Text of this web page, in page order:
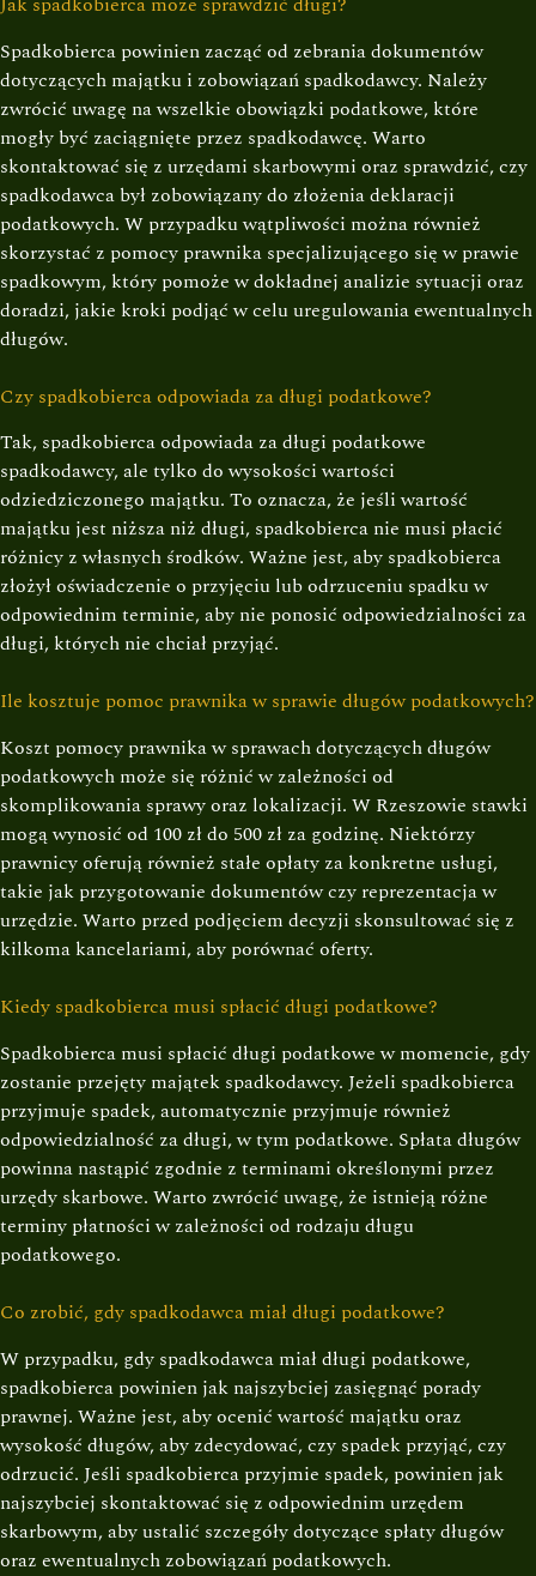
Spadkobierca powinien zacząć od zebrania dokumentów
dotyczących majątku i zobowiązań spadkodawcy. Należy
zwrócić uwagę na wszelkie obowiązki podatkowe, które
mogły być zaciągnięte przez spadkodawcę. Warto
skontaktować się z urzędami skarbowymi oraz sprawdzić, czy
spadkodawca był zobowiązany do złożenia deklaracji
podatkowych. W przypadku wątpliwości można również
skorzystać z pomocy prawnika specjalizującego się w prawie
spadkowym, który pomoże w dokładnej analizie sytuacji oraz
doradzi, jakie kroki podjąć w celu uregulowania ewentualnych
długów.
Czy spadkobierca odpowiada za długi podatkowe?
Tak, spadkobierca odpowiada za długi podatkowe
spadkodawcy, ale tylko do wysokości wartości
odziedziczonego majątku. To oznacza, że jeśli wartość
majątku jest niższa niż długi, spadkobierca nie musi płacić
różnicy z własnych środków. Ważne jest, aby spadkobierca
złożył oświadczenie o przyjęciu lub odrzuceniu spadku w
odpowiednim terminie, aby nie ponosić odpowiedzialności za
długi, których nie chciał przyjąć.
Ile kosztuje pomoc prawnika w sprawie długów podatkowych?
Koszt pomocy prawnika w sprawach dotyczących długów
podatkowych może się różnić w zależności od
skomplikowania sprawy oraz lokalizacji. W Rzeszowie stawki
mogą wynosić od 100 zł do 500 zł za godzinę. Niektórzy
prawnicy oferują również stałe opłaty za konkretne usługi,
takie jak przygotowanie dokumentów czy reprezentacja w
urzędzie. Warto przed podjęciem decyzji skonsultować się z
kilkoma kancelariami, aby porównać oferty.
Kiedy spadkobierca musi spłacić długi podatkowe?
Spadkobierca musi spłacić długi podatkowe w momencie, gdy
zostanie przejęty majątek spadkodawcy. Jeżeli spadkobierca
przyjmuje spadek, automatycznie przyjmuje również
odpowiedzialność za długi, w tym podatkowe. Spłata długów
powinna nastąpić zgodnie z terminami określonymi przez
urzędy skarbowe. Warto zwrócić uwagę, że istnieją różne
terminy płatności w zależności od rodzaju długu
podatkowego.
Co zrobić, gdy spadkodawca miał długi podatkowe?
W przypadku, gdy spadkodawca miał długi podatkowe,
spadkobierca powinien jak najszybciej zasięgnąć porady
prawnej. Ważne jest, aby ocenić wartość majątku oraz
wysokość długów, aby zdecydować, czy spadek przyjąć, czy
odrzucić. Jeśli spadkobierca przyjmie spadek, powinien jak
najszybciej skontaktować się z odpowiednim urzędem
skarbowym, aby ustalić szczegóły dotyczące spłaty długów
oraz ewentualnych zobowiązań podatkowych.